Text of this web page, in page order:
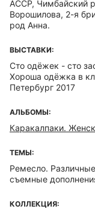
АССР, Чимбайский
Ворошилова, 2-я
род Анна.
ВЫСТАВКИ:
Сто одёжек - сто
Хороша одёжка в
Петербург 2017
АЛЬБОМЫ:
Каракалпаки.
ТЕМЫ:
Ремесло.
съемные
КОЛЛЕКЦИЯ: